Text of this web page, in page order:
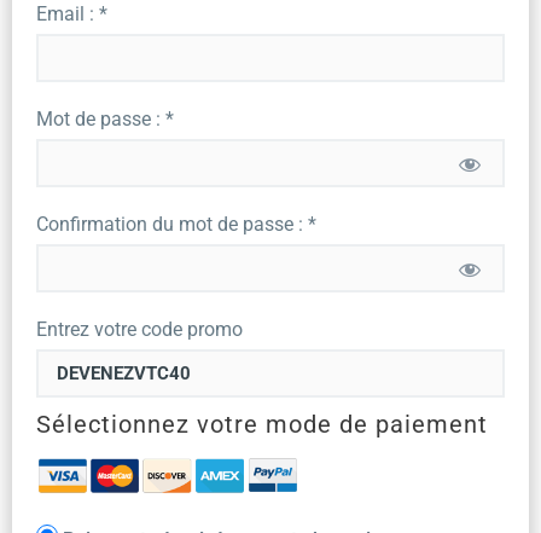
Email : *
Mot de passe : *
Confirmation du mot de passe : *
Entrez votre code promo
Sélectionnez votre mode de paiement